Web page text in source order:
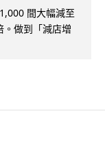
間大幅減至
做到「減店增